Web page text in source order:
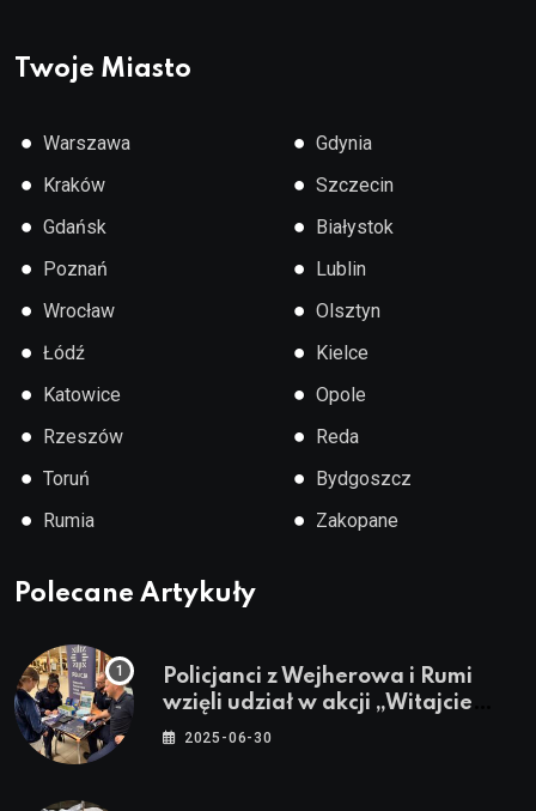
Twoje Miasto
● Warszawa
● Kraków
● Gdańsk
● Poznań
● Wrocław
● Łódź
● Katowice
● Rzeszów
● Toruń
● Rumia
● Gdynia
● Szczecin
● Białystok
● Lublin
● Olsztyn
● Kielce
● Opole
● Reda
● Bydgoszcz
● Zakopane
Polecane Artykuły
Policjanci z Wejherowa i Rumi
wzięli udział w akcji „Witajcie
Wakacje”
2025-06-30